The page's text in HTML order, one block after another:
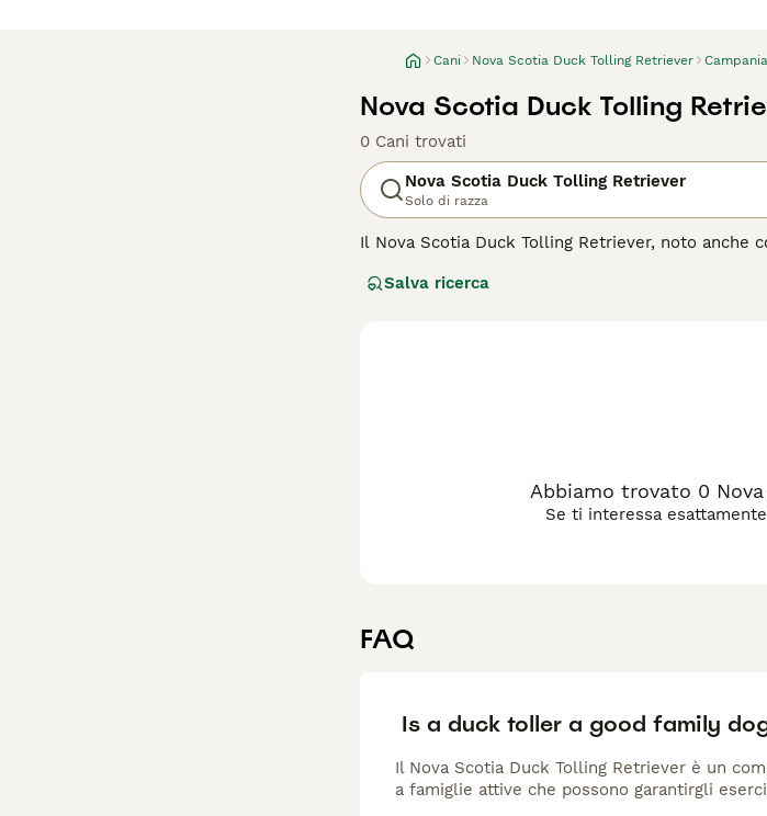
Cani Nova Scotia Duck Tolling Retriever Campania
Nova Scotia Duck Tolling
0 Cani trovati
Nova Scotia Duck Tolling Retriever
Solo di razza
Il Nova Scotia Duck Tolling Retriever, noto anche
eccellente cane da caccia, specializzato nel
socializzazione precoce e un'educazione
Nova Scotia Duck Tolling
Salva ricerca
Abbiamo trovato 0
Se ti interessa
FAQ
Is a duck toller a good family
Il Nova Scotia Duck Tolling Retriever è un
a famiglie attive che possono garantirgli